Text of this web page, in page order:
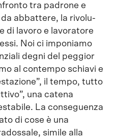
tra padrone e
da abbattere, la rivolu-
di lavoro e lavoratore
Noi ci imponiamo
degni del peggior
al contempo schiavi e
il tempo, tutto
una catena
La conseguenza
di cose è una
simile alla